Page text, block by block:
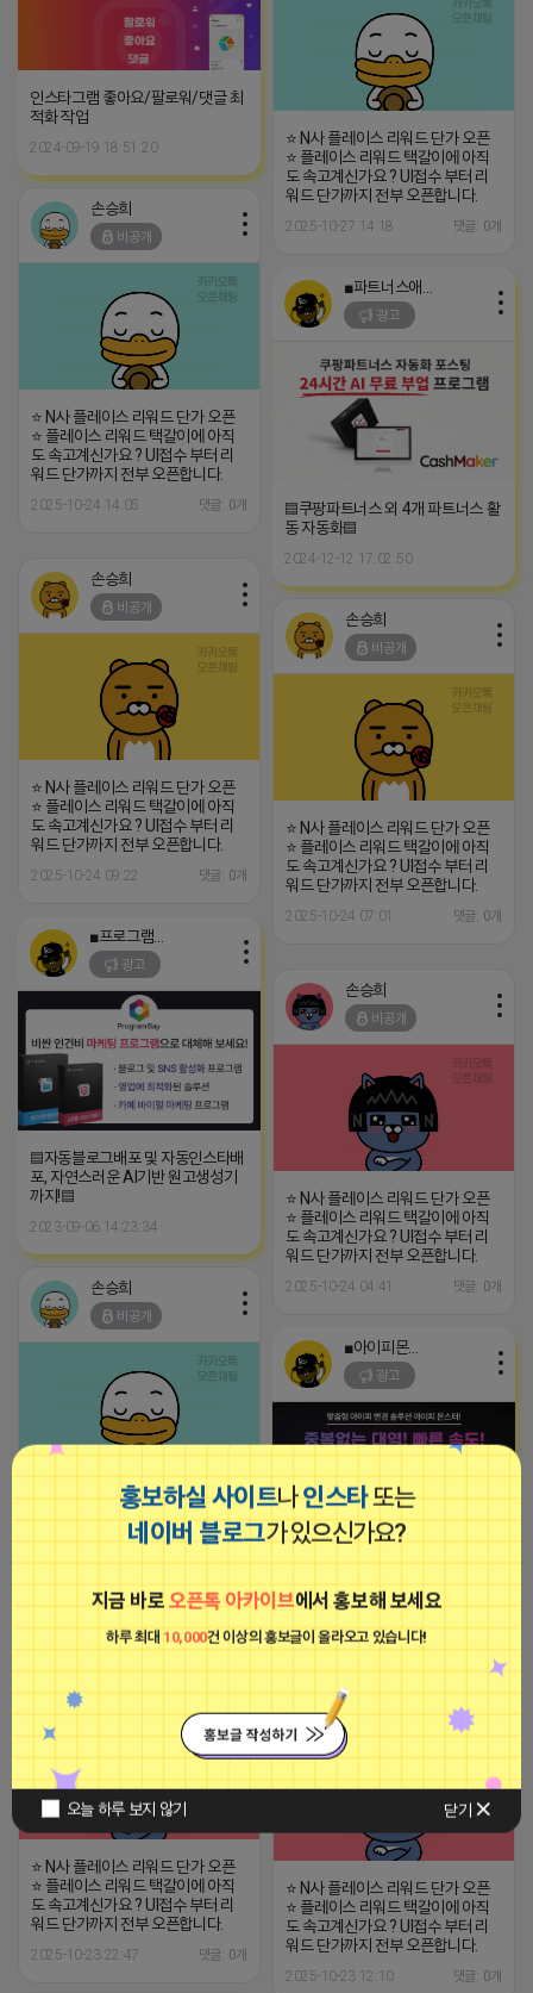
홍보하실 사이트나인스타또는
네이버 블로그가 있으신가요?
지금 바로오픈톡 아카이브에서 홍보해 보세요
하루 최대 10,000건 이상의 홍보글이 올라오고 있습니다!
오늘 하루 보지 않기 닫기
인스타그램 좋아요/팔로워/댓글 최
적화 작업
2024-09-19 18:51:20
⭐ N사 플레이스 리워드 단가 오픈
⭐ 플레이스 리워드 택갈이에 아직
도 속고계신가요 ? UI접수 부터 리
워드 단가까지 전부 오픈합니다.
2025-10-27 14:18 댓글: 0개
손승희
비공개
⭐ N사 플레이스 리워드 단가 오픈
⭐ 플레이스 리워드 택갈이에 아직
도 속고계신가요 ? UI접수 부터 리
워드 단가까지 전부 오픈합니다.
2025-10-24 14:05 댓글: 0개
광고
▤쿠팡파트너스 외 4개 파트너스 활
동 자동화▤
2024-12-12 17:02:50
손승희
비공개
⭐ N사 플레이스 리워드 단가 오픈
⭐ 플레이스 리워드 택갈이에 아직
도 속고계신가요 ? UI접수 부터 리
워드 단가까지 전부 오픈합니다.
2025-10-24 09:22 댓글: 0개
손승희
비공개
⭐ N사 플레이스 리워드 단가 오픈
⭐ 플레이스 리워드 택갈이에 아직
도 속고계신가요 ? UI접수 부터 리
워드 단가까지 전부 오픈합니다.
2025-10-24 07:01 댓글: 0개
광고
▤자동블로그배포 및 자동인스타배
포, 자연스러운 AI기반 원고생성기
까지!▤
2023-09-06 14:23:34
손승희
비공개
⭐ N사 플레이스 리워드 단가 오픈
⭐ 플레이스 리워드 택갈이에 아직
도 속고계신가요 ? UI접수 부터 리
워드 단가까지 전부 오픈합니다.
2025-10-24 04:41 댓글: 0개
손승희
비공개
⭐ N사 플레이스 리워드 단가 오픈
⭐ 플레이스 리워드 택갈이에 아직
도 속고계신가요 ? UI접수 부터 리
2025-10-24 01:09 댓글: 0개
■아이피몬스터■
광고
[아이피몬스터] 전국 최저가 마케팅
용 KT아이피서비스!!
⭐ N사 플레이스 리워드 단가 오픈
⭐ 플레이스 리워드 택갈이에 아직
도 속고계신가요 ? UI접수 부터 리
워드 단가까지 전부 오픈합니다.
2025-10-23 22:47 댓글: 0개
⭐ N사 플레이스 리워드 단가 오픈
⭐ 플레이스 리워드 택갈이에 아직
도 속고계신가요 ? UI접수 부터 리
워드 단가까지 전부 오픈합니다.
2025-10-23 12:10 댓글: 0개